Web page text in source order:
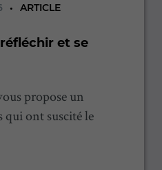
ARTICLE
et se
propose un
qui ont suscité le